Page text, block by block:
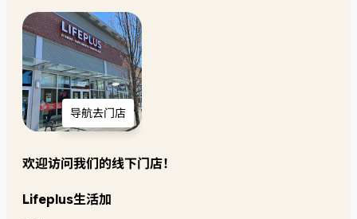
导航去门店
欢迎访问我们的线下门店！
Lifeplus生活加